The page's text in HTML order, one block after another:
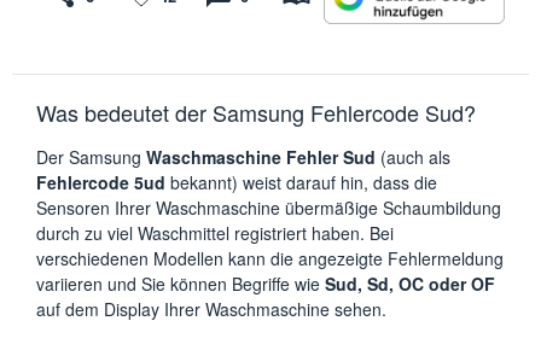
Was bedeutet der Samsung Fehlercode Sud?
Der Samsung Waschmaschine Fehler Sud (auch als
Fehlercode 5ud bekannt) weist darauf hin, dass die
Sensoren Ihrer Waschmaschine übermäßige Schaumbildung
durch zu viel Waschmittel registriert haben. Bei
verschiedenen Modellen kann die angezeigte Fehlermeldung
variieren und Sie können Begriffe wie Sud, Sd, OC oder OF
auf dem Display Ihrer Waschmaschine sehen.